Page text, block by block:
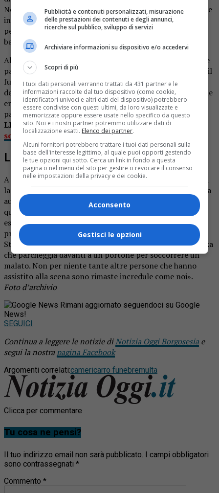
Novarese, durante le esequie di un noto giostraio residente
in zona. Una cerimonia che aveva richiamato tantissime
persone e alla quale era stata fatta intervenire anche la
banda musicale.
Alla fine della cerimonia in chiesa, mentre il carro funebre
partiva per raggiungere il cimitero, scattava la multa per il
furgone di servizio, rimasto parcheggiato nelle vicinanze
della chiesa in attesa di caricare addobbi e attrezzature che
erano servite per la cerimonia. Il mezzo era infatti
parcheggiato in divieto di sosta.
LEGGI ANCHE:Ragazzo di 25 anni muore
schiantandosi contro un carro funebre
Le proteste dell’agenzia
A far intervenire gli agenti sarebbe stata una donna che si
lamentava perché non riusciva a manovrare con la propria
auto parcheggiata anch’essa nei pressi della chiesa, in
questo caso regolarmente. Nonostante la sanzione sia
esigua (42 euro), il titolare dell’agenzia funebre non l’ha
presa bene: «La sanzione è assurda – ha dichiarato su La
Stampa di Novara – come se venisse multata un’ambulanza
che parcheggia davanti a un portone per soccorrere un
malato. Non per niente tante altre persone che hanno
assistito alla scena sono rimaste incredule come noi».
Foto d’archivio
Rimani aggiornato seguendoci su Google
News!
SEGUICI
Continua a leggere le notizie diNotizia Oggi Borgosesia e
segui la nostra pagina Facebook
Argomenti correlati:camericarro funebremulta
Clicca per commentare
Tu cosa ne pensi?
Il tuo indirizzo email non sarà pubblicato.
I campi obbligatori
sono contrassegnati *
Commento *
Pubblicità e contenuti personalizzati, misurazione
delle prestazioni dei contenuti e degli annunci,
ricerche sul pubblico, sviluppo di servizi
Archiviare informazioni su dispositivo e/o accedervi
Scopri di più
I tuoi dati personali verranno trattati da 431 partner e le
informazioni raccolte dal tuo dispositivo (come cookie,
identificatori univoci e altri dati del dispositivo) potrebbero
essere condivise con questi ultimi, da loro visualizzate e
memorizzate oppure essere usate nello specifico da questo
sito. Noi e i nostri partner potremmo utilizzare dati di
localizzazione esatti. Elenco dei partner.
Alcuni fornitori potrebbero trattare i tuoi dati personali sulla
base dell'interesse legittimo, al quale puoi opporti gestendo
le tue opzioni qui sotto. Cerca un link in fondo a questa
pagina o nel menu del sito per gestire o revocare il consenso
nelle impostazioni della privacy e dei cookie.
Acconsento
Gestisci le opzioni